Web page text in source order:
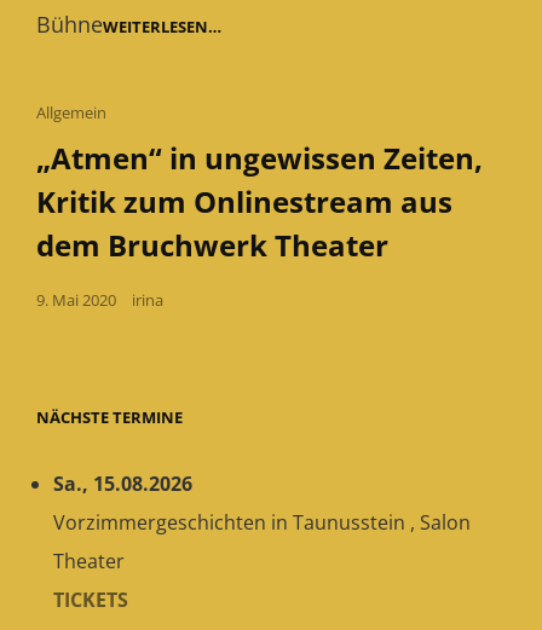
BühneWEITERLESEN…FALSCHER
Cat
Allgemein
„Atmen“ in ungewissen Zeiten,
Kritik zum Onlinestream aus
dem Bruchwerk Theater
Posted
9. Mai 2020 irina
NÄCHSTE TERMINE
Sa., 15.08.2026
Vorzimmergeschichten in Taunusstein , Salon
Theater
TICKETS